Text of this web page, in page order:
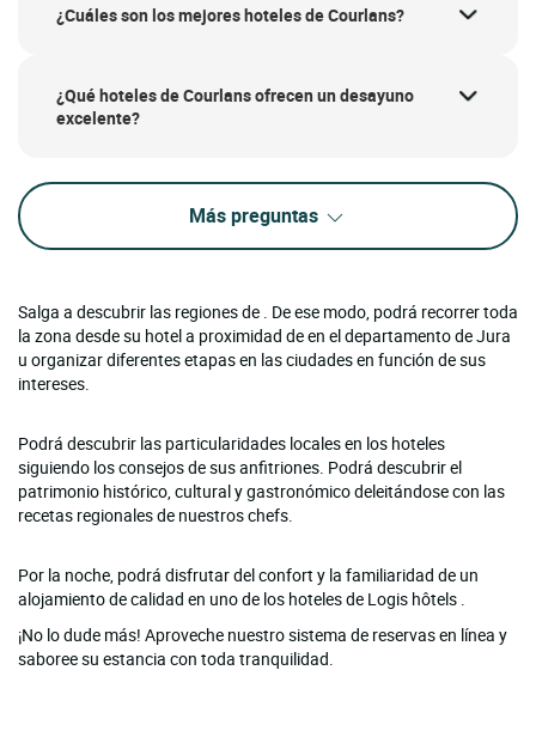
¿Cuáles son los mejores hoteles de Courlans?
¿Qué hoteles de Courlans ofrecen un desayuno
excelente?
Más preguntas
Salga a descubrir las regiones de . De ese modo, podrá recorrer toda
la zona desde su hotel a proximidad de en el departamento de Jura
u organizar diferentes etapas en las ciudades en función de sus
intereses.
Podrá descubrir las particularidades locales en los hoteles
siguiendo los consejos de sus anfitriones. Podrá descubrir el
patrimonio histórico, cultural y gastronómico deleitándose con las
recetas regionales de nuestros chefs.
Por la noche, podrá disfrutar del confort y la familiaridad de un
alojamiento de calidad en uno de los hoteles de Logis hôtels .
¡No lo dude más! Aproveche nuestro sistema de reservas en línea y
saboree su estancia con toda tranquilidad.